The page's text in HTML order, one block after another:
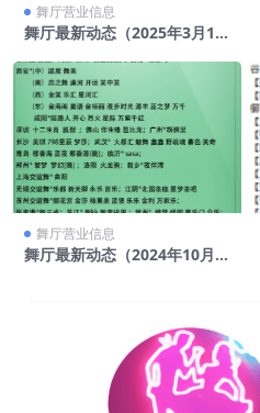
舞厅营业信息
舞厅最新动态（2025年3月15
舞厅营业信息
舞厅最新动态（2024年10月2